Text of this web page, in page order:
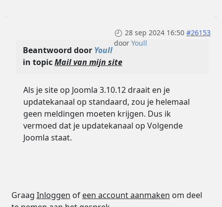
28 sep 2024 16:50 #26153
doorYoull
Beantwoord door Youll
in topicMail van mijn site
Als je site op Joomla 3.10.12 draait en je
updatekanaal op standaard, zou je helemaal
geen meldingen moeten krijgen. Dus ik
vermoed dat je updatekanaal op Volgende
Joomla staat.
Graag Inloggen of een account aanmaken om deel